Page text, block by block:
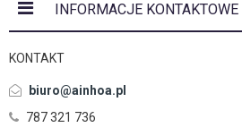
INFORMACJE KONTAKTOWE
KONTAKT
biuro@ainhoa.pl
787 321 736